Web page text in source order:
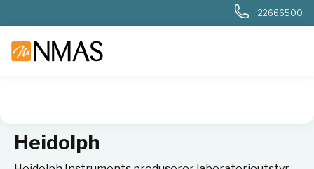
22666500
Heidolph